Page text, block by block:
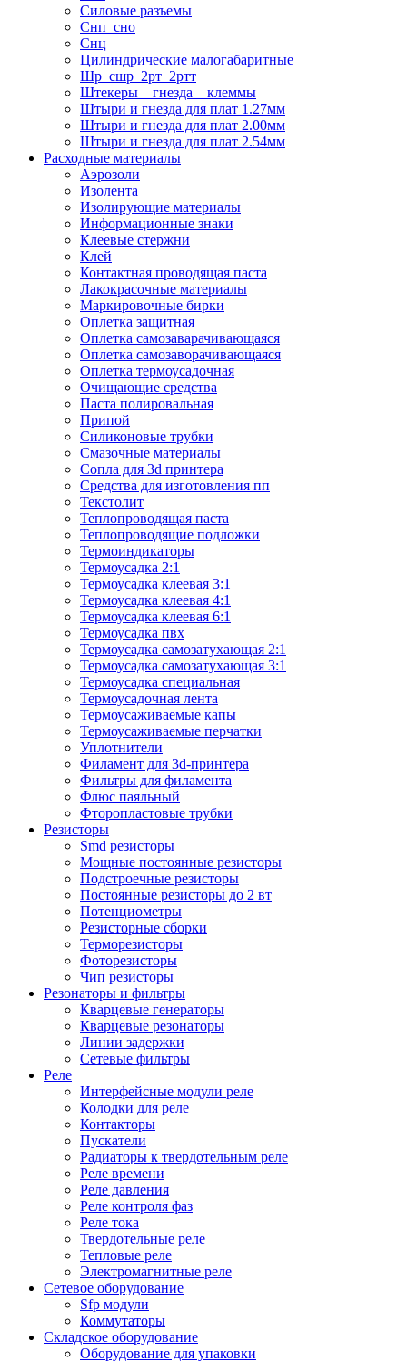
Силовые разъемы
Снп_сно
Снц
Цилиндрические малогабаритные
Шр_сшр_2рт_2ртт
Штекеры _ гнезда _ клеммы
Штыри и гнезда для плат 1.27мм
Штыри и гнезда для плат 2.00мм
Штыри и гнезда для плат 2.54мм
Расходные материалы
Аэрозоли
Изолента
Изолирующие материалы
Информационные знаки
Клеевые стержни
Клей
Контактная проводящая паста
Лакокрасочные материалы
Маркировочные бирки
Оплетка защитная
Оплетка самозаварачивающаяся
Оплетка самозаворачивающаяся
Оплетка термоусадочная
Очищающие средства
Паста полировальная
Припой
Силиконовые трубки
Смазочные материалы
Сопла для 3d принтера
Средства для изготовления пп
Текстолит
Теплопроводящая паста
Теплопроводящие подложки
Термоиндикаторы
Термоусадка 2:1
Термоусадка клеевая 3:1
Термоусадка клеевая 4:1
Термоусадка клеевая 6:1
Термоусадка пвх
Термоусадка самозатухающая 2:1
Термоусадка самозатухающая 3:1
Термоусадка специальная
Термоусадочная лента
Термоусаживаемые капы
Термоусаживаемые перчатки
Уплотнители
Филамент для 3d-принтера
Фильтры для филамента
Флюс паяльный
Фторопластовые трубки
Резисторы
Smd резисторы
Мощные постоянные резисторы
Подстроечные резисторы
Постоянные резисторы до 2 вт
Потенциометры
Резисторные сборки
Терморезисторы
Фоторезисторы
Чип резисторы
Резонаторы и фильтры
Кварцевые генераторы
Кварцевые резонаторы
Линии задержки
Сетевые фильтры
Реле
Интерфейсные модули реле
Колодки для реле
Контакторы
Пускатели
Радиаторы к твердотельным реле
Реле времени
Реле давления
Реле контроля фаз
Реле тока
Твердотельные реле
Тепловые реле
Электромагнитные реле
Сетевое оборудование
Sfp модули
Коммутаторы
Складское оборудование
Оборудование для упаковки